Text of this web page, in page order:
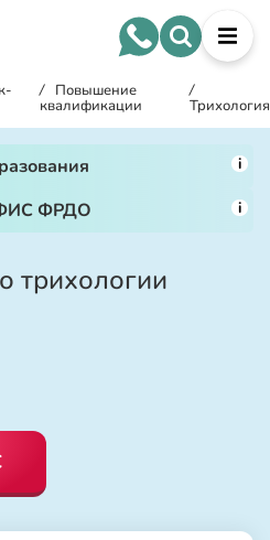
/ Повышение
квалификации
/
Трихология
i
ФИС ФРДО i
трихологии